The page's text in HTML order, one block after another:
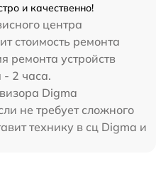
и качественно!
центра
стоимость ремонта
ремонта устройств
2 часа.
Digma
не требует сложного
технику в сц Digma и